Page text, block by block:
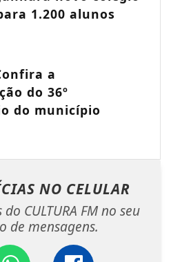
1.200 alunos
a
do 36º
do município
NO CELULAR
CULTURA FM no seu
de mensagens.